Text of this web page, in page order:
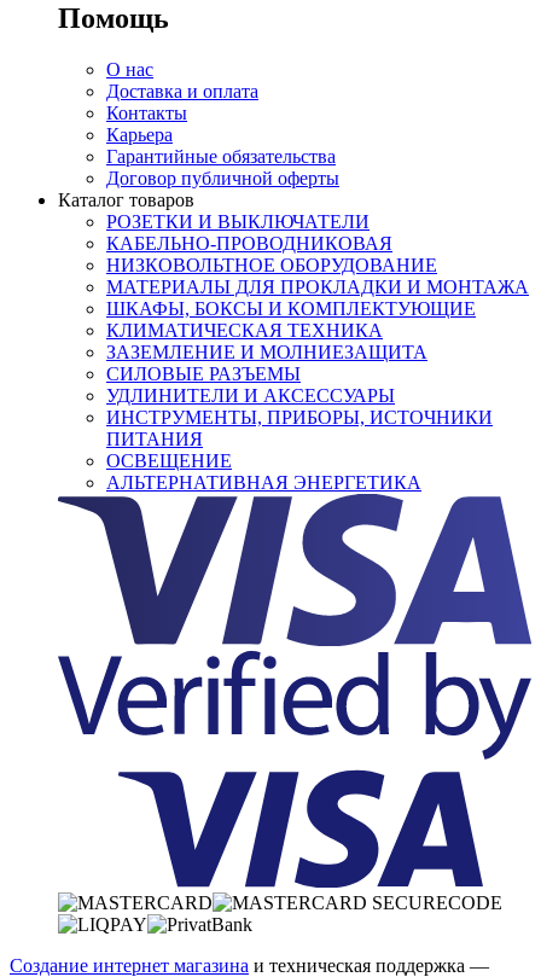
Помощь
О нас
Доставка и оплата
Контакты
Карьера
Гарантийные обязательства
Договор публичной оферты
Каталог товаров
РОЗЕТКИ И ВЫКЛЮЧАТЕЛИ
КАБЕЛЬНО-ПРОВОДНИКОВАЯ
НИЗКОВОЛЬТНОЕ ОБОРУДОВАНИЕ
МАТЕРИАЛЫ ДЛЯ ПРОКЛАДКИ И МОНТАЖА
ШКАФЫ, БОКСЫ И КОМПЛЕКТУЮЩИЕ
КЛИМАТИЧЕСКАЯ ТЕХНИКА
ЗАЗЕМЛЕНИЕ И МОЛНИЕЗАЩИТА
СИЛОВЫЕ РАЗЪЕМЫ
УДЛИНИТЕЛИ И АКСЕССУАРЫ
ИНСТРУМЕНТЫ, ПРИБОРЫ, ИСТОЧНИКИ
ПИТАНИЯ
ОСВЕЩЕНИЕ
АЛЬТЕРНАТИВНАЯ ЭНЕРГЕТИКА
Создание интернет магазина и техническая поддержка —